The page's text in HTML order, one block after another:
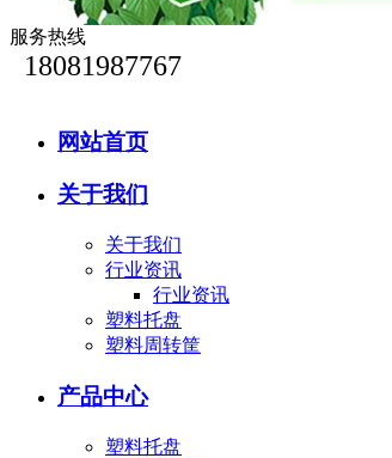
服务热线
18081987767
网站首页
关于我们
关于我们
行业资讯
行业资讯
塑料托盘
塑料周转筐
产品中心
塑料托盘